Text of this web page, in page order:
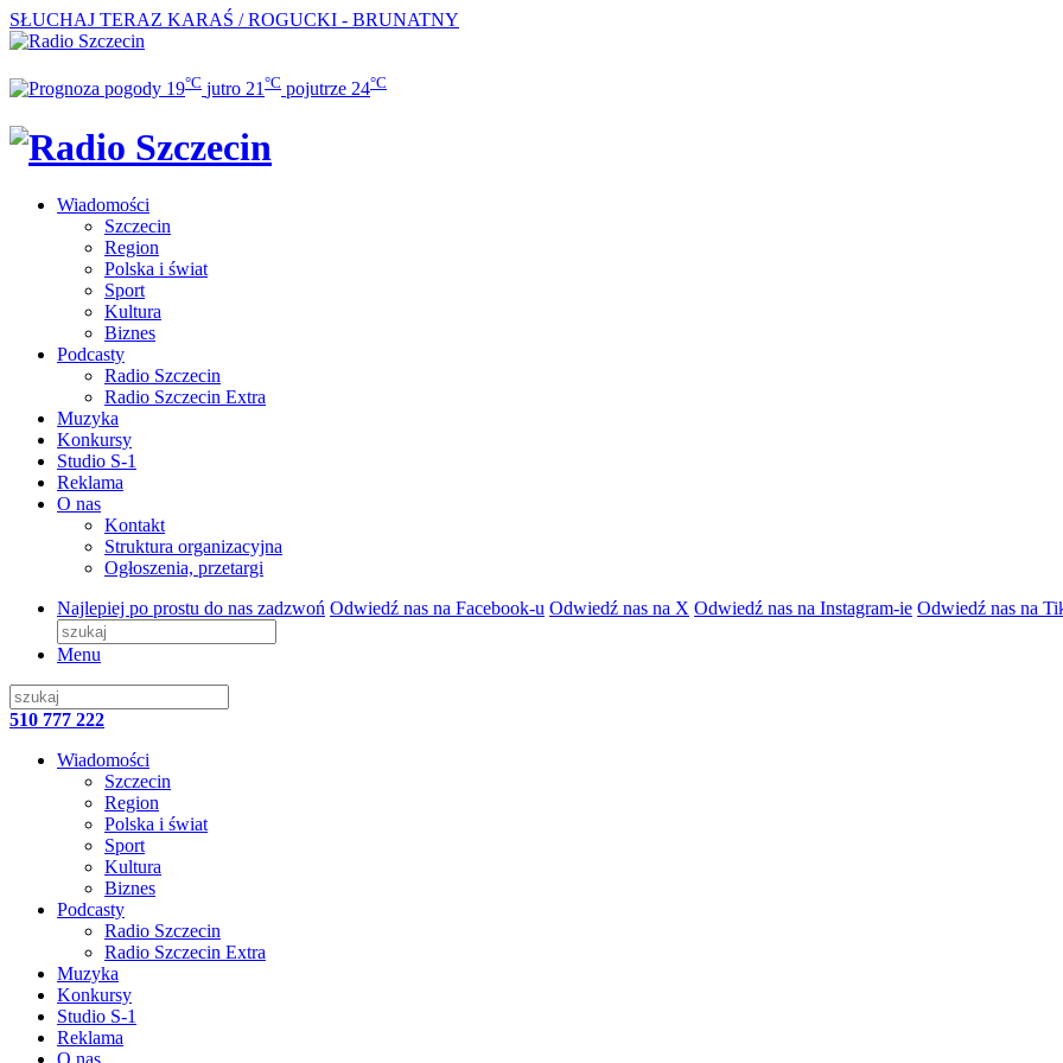
SŁUCHAJ TERAZ KARAŚ / ROGUCKI - BRUNATNY
19°C jutro 21 °C pojutrze 24°C
Wiadomości
Szczecin
Region
Polska i świat
Sport
Kultura
Biznes
Podcasty
Radio Szczecin
Radio Szczecin Extra
Muzyka
Konkursy
Studio S-1
Reklama
O nas
Kontakt
Struktura organizacyjna
Ogłoszenia, przetargi
Najlepiej po prostu do nas zadzwoń Odwiedź nas na Facebook-u Odwiedź nas na X Odwiedź nas na Instagram-ie Odwiedź nas na
Menu
510 777 222
Wiadomości
Szczecin
Region
Polska i świat
Sport
Kultura
Biznes
Podcasty
Radio Szczecin
Radio Szczecin Extra
Muzyka
Konkursy
Studio S-1
Reklama